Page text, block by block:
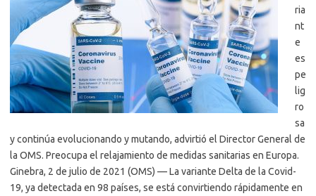
ria
nt
e
es
pe
lig
ro
sa
y continúa evolucionando y mutando, advirtió el Director General de
la OMS. Preocupa el relajamiento de medidas sanitarias en Europa.
Ginebra, 2 de julio de 2021 (OMS) — La variante Delta de la Covid-
19, ya detectada en 98 países, se está convirtiendo rápidamente en